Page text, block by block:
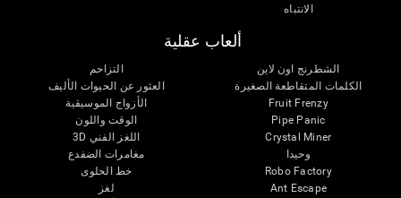
الانتباه
ألعاب عقلية
الشطرنج اون لاين
الكلمات المتقاطعة الصغيرة
Fruit Frenzy
Pipe Panic
Crystal Miner
وحيدا
Robo Factory
Ant Escape
التزاحم
العثور عن الحيوات الأليف
الأزواج الموسيقية
الوقت واللون
اللغز الفني 3D
مغامرات الضفدع
خط الحلوى
لغز